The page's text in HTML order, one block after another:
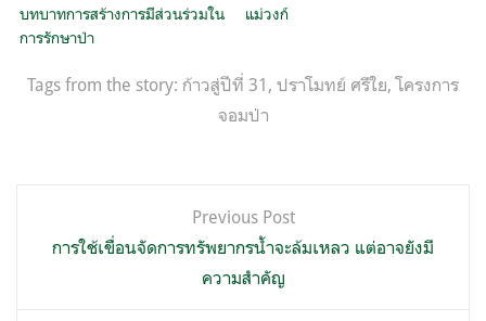
บทบาทการสร้างการมีส่วนร่วมใน
การรักษาป่า
แม่วงก์
Tags from the story: ก้าวสู่ปีที่ 31 , ปราโมทย์ ศรีใย,โครงการ
จอมป่า
เรื่อง
Previous Post
การใช้เขื่อนจัดการทรัพยากรน้ำจะล้มเหลว แต่อาจยังมี
ความสำคัญ